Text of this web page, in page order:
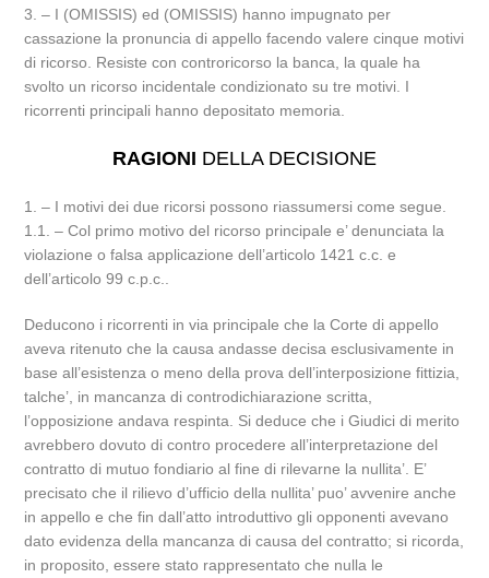
3. – I (OMISSIS) ed (OMISSIS) hanno impugnato per
cassazione la pronuncia di appello facendo valere cinque motivi
di ricorso. Resiste con controricorso la banca, la quale ha
svolto un ricorso incidentale condizionato su tre motivi. I
ricorrenti principali hanno depositato memoria.
RAGIONI DELLA DECISIONE
1. – I motivi dei due ricorsi possono riassumersi come segue.
1.1. – Col primo motivo del ricorso principale e’ denunciata la
violazione o falsa applicazione dell’articolo 1421 c.c. e
dell’articolo 99 c.p.c..
Deducono i ricorrenti in via principale che la Corte di appello
aveva ritenuto che la causa andasse decisa esclusivamente in
base all’esistenza o meno della prova dell’interposizione fittizia,
talche’, in mancanza di controdichiarazione scritta,
l’opposizione andava respinta. Si deduce che i Giudici di merito
avrebbero dovuto di contro procedere all’interpretazione del
contratto di mutuo fondiario al fine di rilevarne la nullita’. E’
precisato che il rilievo d’ufficio della nullita’ puo’ avvenire anche
in appello e che fin dall’atto introduttivo gli opponenti avevano
dato evidenza della mancanza di causa del contratto; si ricorda,
in proposito, essere stato rappresentato che nulla le